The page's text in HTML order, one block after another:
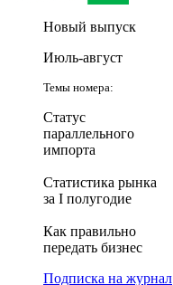
Новый выпуск
Июль-август
Темы номера:
Статус
параллельного
импорта
Статистика рынка
за I полугодие
Как правильно
передать бизнес
Подписка на журнал